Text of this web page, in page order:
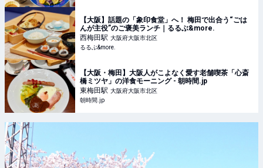
【大阪】話題の「象印食堂」へ！ 梅田で出合う“ごは
んが主役”のご褒美ランチ｜るるぶ&more.
西梅田駅 大阪府大阪市北区
るるぶ&more.
【大阪・梅田】大阪人がこよなく愛す老舗喫茶「心斎
橋ミツヤ」の洋食モーニング - 朝時間.jp
東梅田駅 大阪府大阪市北区
朝時間.jp